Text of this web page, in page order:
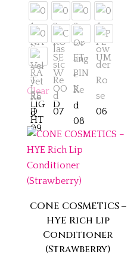
Clear
CONE COSMETICS –
HYE Rich Lip
Conditioner
(Strawberry)